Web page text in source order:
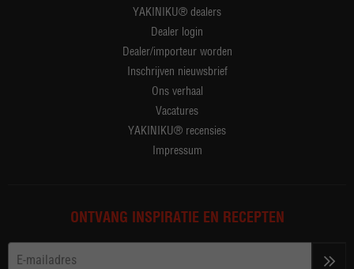
YAKINIKU® dealers
Dealer login
Dealer/importeur worden
Inschrijven nieuwsbrief
Ons verhaal
Vacatures
YAKINIKU® recensies
Impressum
ONTVANG INSPIRATIE EN RECEPTEN